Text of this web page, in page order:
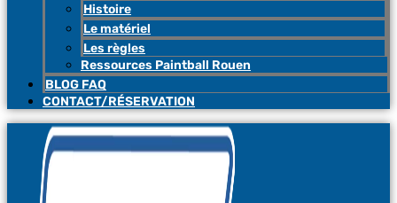
Histoire
Le matériel
Les règles
Ressources Paintball Rouen
BLOG FAQ
CONTACT/RÉSERVATION